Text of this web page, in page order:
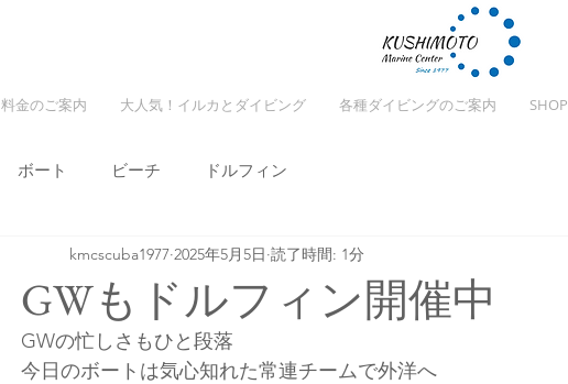
料金のご案内 大人気！イルカとダイビング 各種ダイビングのご案内
ボート ビーチ ドルフィン
GWもドルフィン開催中
kmcscuba1977 2025年5月5日 読了時間: 1分
GWの忙しさもひと段落
今日のボートは気心知れた常連チームで外洋へ